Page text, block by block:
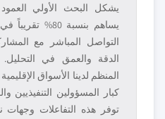
يشكل البحث الأولي
يساهم بنسبة
التواصل المباشر مع
الدقة والعمق في التحليل.
المنظم لدينا الأسواق
كبار المسؤولين التنفيذيين
توفر هذه التفاعلات وجهات